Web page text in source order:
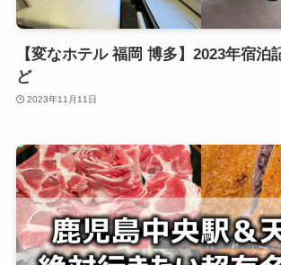
【変なホテル 福岡 博多】2023年宿泊
ど
2023年11月11日